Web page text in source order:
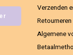
Verzenden
Retourneren
Algemene